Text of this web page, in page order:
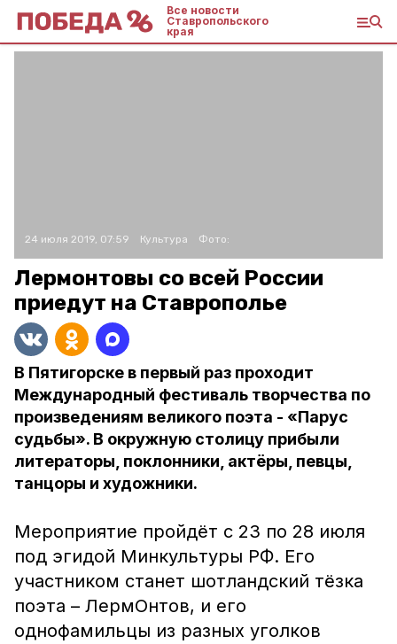
Все новости
Ставропольского
края
24 июля 2019, 07:59 Культура Фото:
Лермонтовы со всей России
приедут на Ставрополье
В Пятигорске в первый раз проходит
Международный фестиваль творчества по
произведениям великого поэта - «Парус
судьбы». В окружную столицу прибыли
литераторы, поклонники, актёры, певцы,
танцоры и художники.
Мероприятие пройдёт с 23 по 28 июля
под эгидой Минкультуры РФ. Его
участником станет шотландский тёзка
поэта – ЛермОнтов, и его
однофамильцы из разных уголков